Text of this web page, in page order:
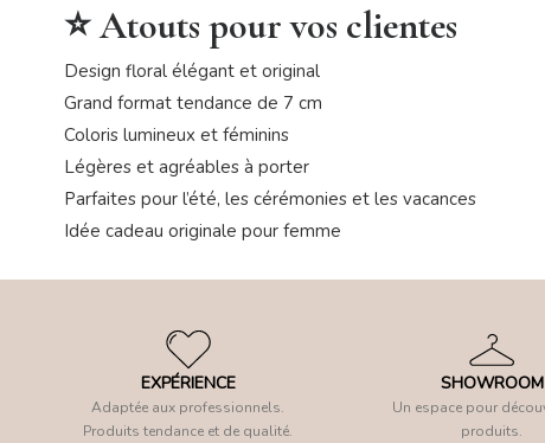
⭐ Atouts pour vos clientes
Design floral élégant et original
Grand format tendance de 7 cm
Coloris lumineux et féminins
Légères et agréables à porter
Parfaites pour l’été, les cérémonies et les vacances
Idée cadeau originale pour femme
EXPÉRIENCE
Adaptée aux professionnels.
Produits tendance et de qualité.
SHOWROOM
Un espace pour
produits.